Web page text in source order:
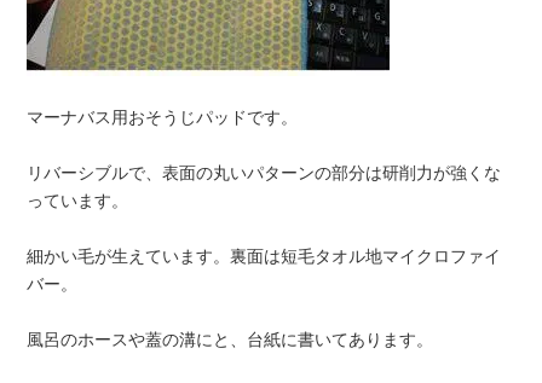
マーナバス用おそうじパッドです。
リバーシブルで、表面の丸いパターンの部分は研削力が強くな
っています。
細かい毛が生えています。裏面は短毛タオル地マイクロファイ
バー。
風呂のホースや蓋の溝にと、台紙に書いてあります。